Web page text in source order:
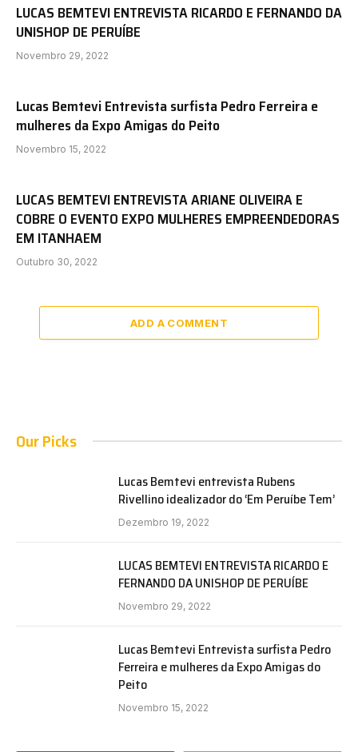
LUCAS BEMTEVI ENTREVISTA RICARDO E FERNANDO DA
UNISHOP DE PERUÍBE
Novembro 29, 2022
Lucas Bemtevi Entrevista surfista Pedro Ferreira e
mulheres da Expo Amigas do Peito
Novembro 15, 2022
LUCAS BEMTEVI ENTREVISTA ARIANE OLIVEIRA E
COBRE O EVENTO EXPO MULHERES EMPREENDEDORAS
EM ITANHAEM
Outubro 30, 2022
ADD A COMMENT
Our Picks
Lucas Bemtevi entrevista Rubens
Rivellino idealizador do ‘Em Peruíbe Tem’
Dezembro 19, 2022
LUCAS BEMTEVI ENTREVISTA RICARDO E
FERNANDO DA UNISHOP DE PERUÍBE
Novembro 29, 2022
Lucas Bemtevi Entrevista surfista Pedro
Ferreira e mulheres da Expo Amigas do
Peito
Novembro 15, 2022